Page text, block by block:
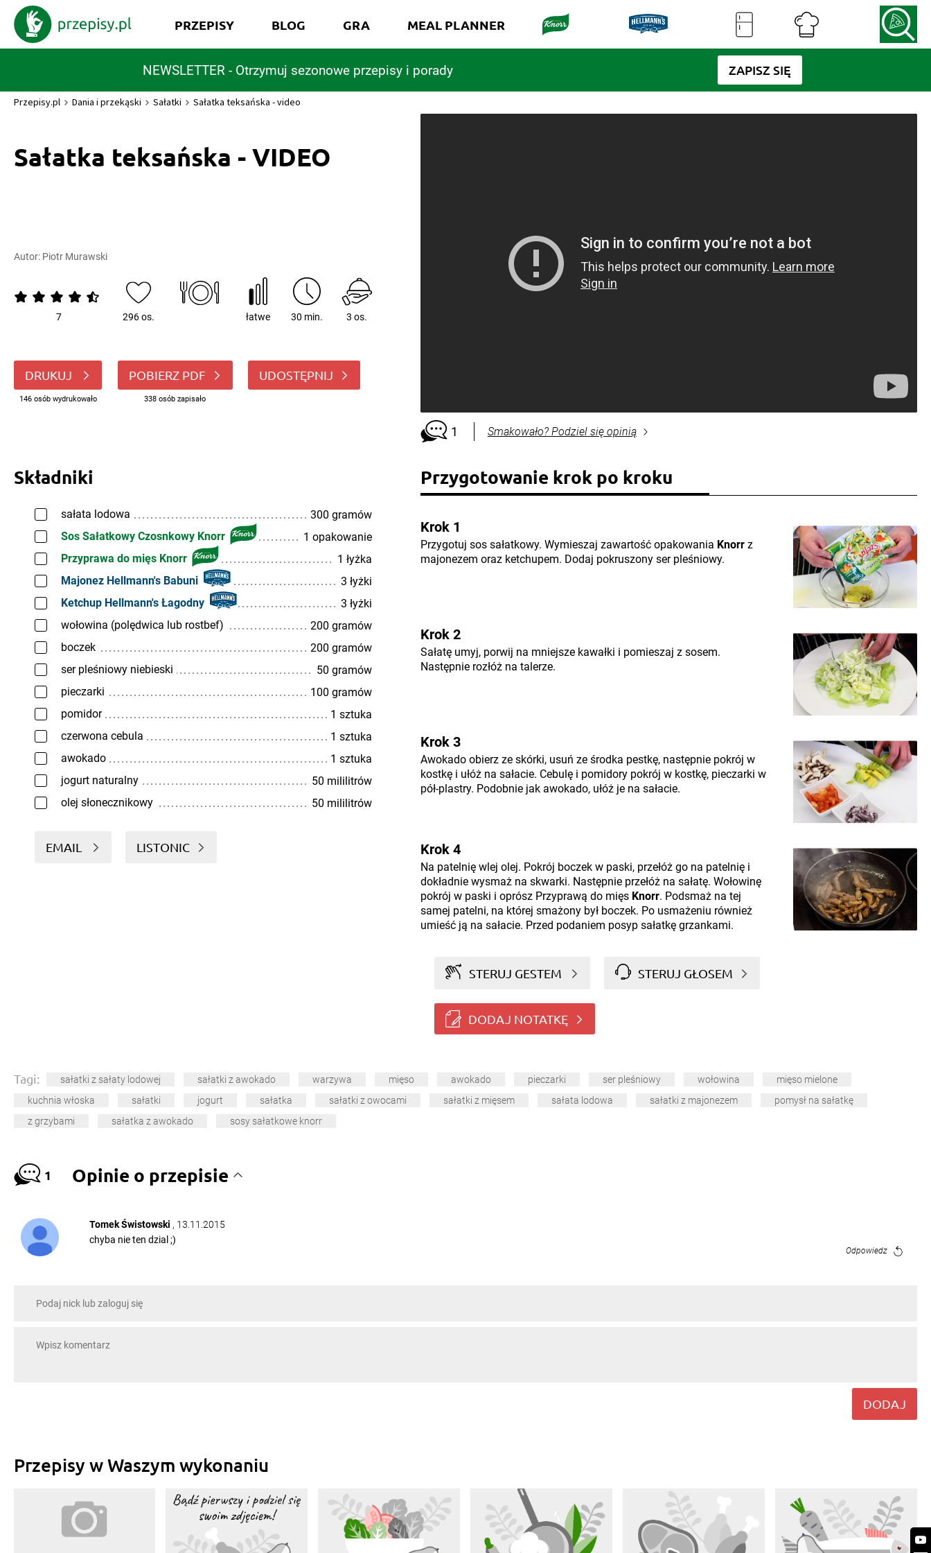
NEWSLETTER - Otrzymuj sezonowe przepisy i porady ZAPISZ SIĘ
PRZEPISY BLOG GRA MEAL PLANNER
Przepisy.pl Dania i przekąski Sałatki Sałatka teksańska - video
Sałatka teksańska - VIDEO
Autor: Piotr Murawski
7 296 os. łatwe 30 min. 3 os.
DRUKUJ
146 osób wydrukowało
POBIERZ PDF
338 osób zapisało
UDOSTĘPNIJ
1 Smakowało? Podziel się opinią
Składniki
sałata lodowa
300 gramów
Sos Sałatkowy Czosnkowy Knorr
1 opakowanie
Przyprawa do mięs Knorr
1 łyżka
Majonez Hellmann's Babuni
3 łyżki
Ketchup Hellmann's Łagodny
3 łyżki
wołowina (polędwica lub rostbef)
200 gramów
boczek
200 gramów
ser pleśniowy niebieski
50 gramów
pieczarki
100 gramów
pomidor
1 sztuka
czerwona cebula
1 sztuka
awokado
1 sztuka
jogurt naturalny
50 mililitrów
olej słonecznikowy
50 mililitrów
EMAIL LISTONIC
Przygotowanie krok po kroku
Krok 1
Przygotuj sos sałatkowy. Wymieszaj zawartość opakowania Knorrz
majonezem oraz ketchupem. Dodaj pokruszony ser pleśniowy.
Krok 2
Sałatę umyj, porwij na mniejsze kawałki i pomieszaj z sosem.
Następnie rozłóż na talerze.
Krok 3
Awokado obierz ze skórki, usuń ze środka pestkę, następnie pokrój w
kostkę i ułóż na sałacie. Cebulę i pomidory pokrój w kostkę, pieczarki w
pół-plastry. Podobnie jak awokado, ułóż je na sałacie.
Krok 4
Na patelnię wlej olej. Pokrój boczek w paski, przełóż go na patelnię i
dokładnie wysmaż na skwarki. Następnie przełóż na sałatę. Wołowinę
pokrój w paski i oprósz Przyprawą do mięs Knorr. Podsmaż na tej
samej patelni, na której smażony był boczek. Po usmażeniu również
umieść ją na sałacie. Przed podaniem posyp sałatkę grzankami.
STERUJ GESTEM STERUJ GŁOSEM
DODAJ NOTATKĘ
Tagi: sałatki z sałaty lodowej sałatki z awokado warzywa mięso awokado pieczarki ser pleśniowy wołowina
mięso mielone
kuchnia włoska
sałatki jogurt sałatka sałatki z owocami sałatki z mięsem sałata lodowa sałatki z majonezem
pomysł na sałatkę
z grzybami
sałatka z awokado sosy sałatkowe knorr
1 Opinie o przepisie
Tomek Świstowski , 13.11.2015
chyba nie ten dzial ;)
Odpowiedz
DODAJ
Przepisy w Waszym wykonaniu